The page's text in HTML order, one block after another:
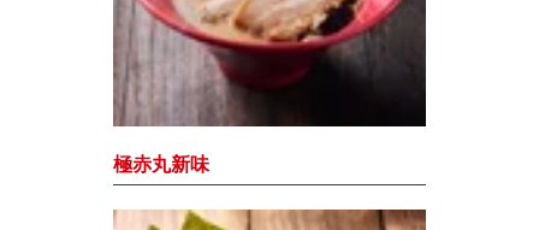
極赤丸新味